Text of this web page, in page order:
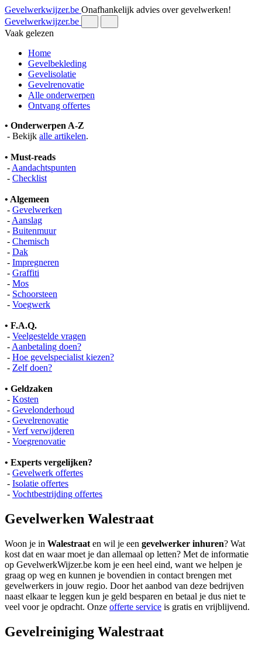
Gevelwerkwijzer.be Onafhankelijk advies over gevelwerken!
Gevelwerkwijzer.be
Vaak gelezen
Home
Gevelbekleding
Gevelisolatie
Gevelrenovatie
Alle onderwerpen
Ontvang offertes
• Onderwerpen A-Z
- Bekijk alle artikelen.
• Must-reads
- Aandachtspunten
- Checklist
• Algemeen
- Gevelwerken
- Aanslag
- Buitenmuur
- Chemisch
- Dak
- Impregneren
- Graffiti
- Mos
- Schoorsteen
- Voegwerk
• F.A.Q.
- Veelgestelde vragen
- Aanbetaling doen?
- Hoe gevelspecialist kiezen?
- Zelf doen?
• Geldzaken
- Kosten
- Gevelonderhoud
- Gevelrenovatie
- Verf verwijderen
- Voegrenovatie
• Experts vergelijken?
- Gevelwerk offertes
- Isolatie offertes
- Vochtbestrijding offertes
Gevelwerken Walestraat
Woon je in Walestraat en wil je een gevelwerker inhuren? Wat
kost dat en waar moet je dan allemaal op letten? Met de informatie
op GevelwerkWijzer.be kom je een heel eind, want we helpen je
graag op weg en kunnen je bovendien in contact brengen met
gevelwerkers in jouw regio. Door het aanbod van deze bedrijven
naast elkaar te leggen kun je geld besparen en betaal je dus niet te
veel voor je opdracht. Onze offerte service is gratis en vrijblijvend.
Gevelreiniging Walestraat